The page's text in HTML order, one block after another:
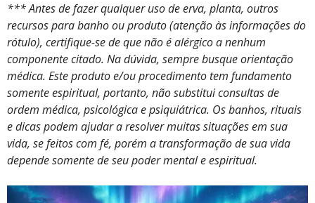
*** Antes de fazer qualquer uso de erva, planta, outros
recursos para banho ou produto (atenção às informações do
rótulo), certifique-se de que não é alérgico a nenhum
componente citado. Na dúvida, sempre busque orientação
médica. Este produto e/ou procedimento tem fundamento
somente espiritual, portanto, não substitui consultas de
ordem médica, psicológica e psiquiátrica. Os banhos, rituais
e dicas podem ajudar a resolver muitas situações em sua
vida, se feitos com fé, porém a transformação de sua vida
depende somente de seu poder mental e espiritual.